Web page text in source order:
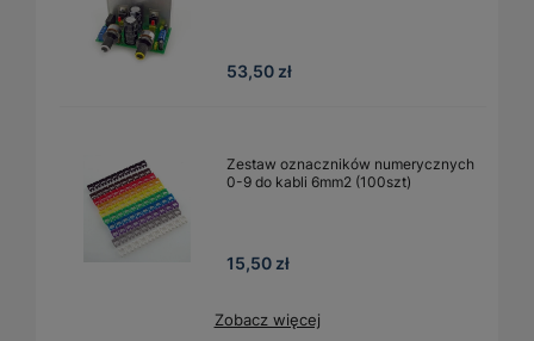
53,50 zł
Zestaw oznaczników numerycznych
0-9 do kabli 6mm2 (100szt)
15,50 zł
Zobacz więcej